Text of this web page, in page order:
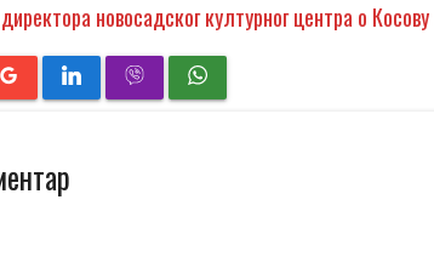
новосадског културног центра о